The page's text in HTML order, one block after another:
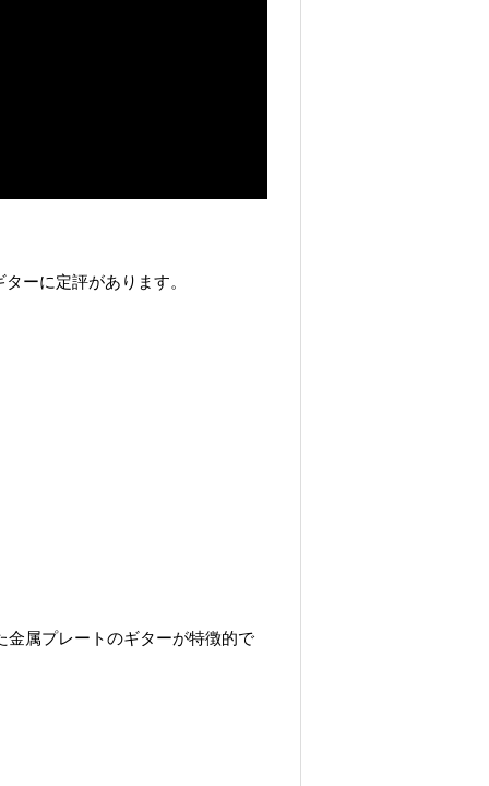
ーに定評があります。
属プレートのギターが特徴的で